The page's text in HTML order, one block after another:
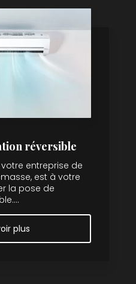
réversible
votre entreprise de
est à votre
la pose de
plus